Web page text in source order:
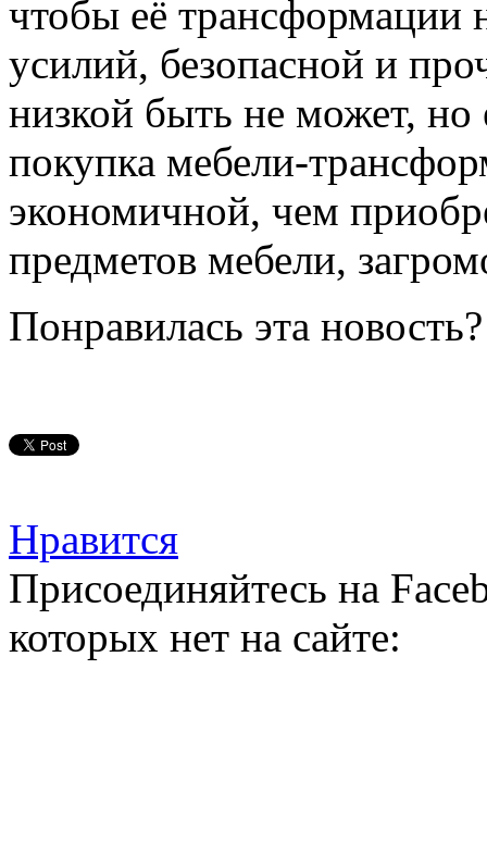
чтобы её трансформации
усилий, безопасной и
низкой быть не может,
покупка мебели-
экономичной, чем
предметов мебели,
Понравилась эта
Нравится
Присоединяйтесь на
которых нет на сайте: